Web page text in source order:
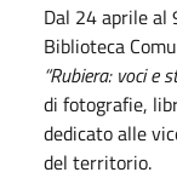
Dal 24aprileal
Biblioteca
“Rubiera: voci e
di fotografie,
dedicato alle
del territorio.